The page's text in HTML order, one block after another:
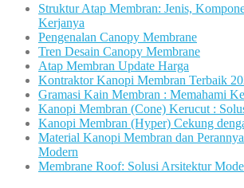
Struktur Atap Membran: Jenis,
Kerjanya
Pengenalan Canopy Membrane
Tren Desain Canopy Membrane
Atap Membran Update Harga
Kontraktor Kanopi Membran Terbaik
Gramasi Kain Membran : Memahami
Kanopi Membran (Cone) Kerucut :
Kanopi Membran (Hyper) Cekung
Material Kanopi Membran dan
Modern
Membrane Roof: Solusi Arsitektur